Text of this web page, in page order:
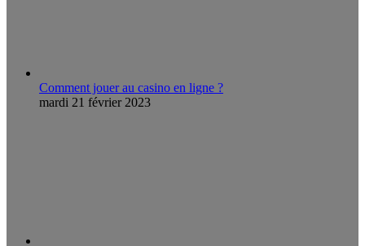
Comment jouer au casino en ligne ?
mardi 21 février 2023